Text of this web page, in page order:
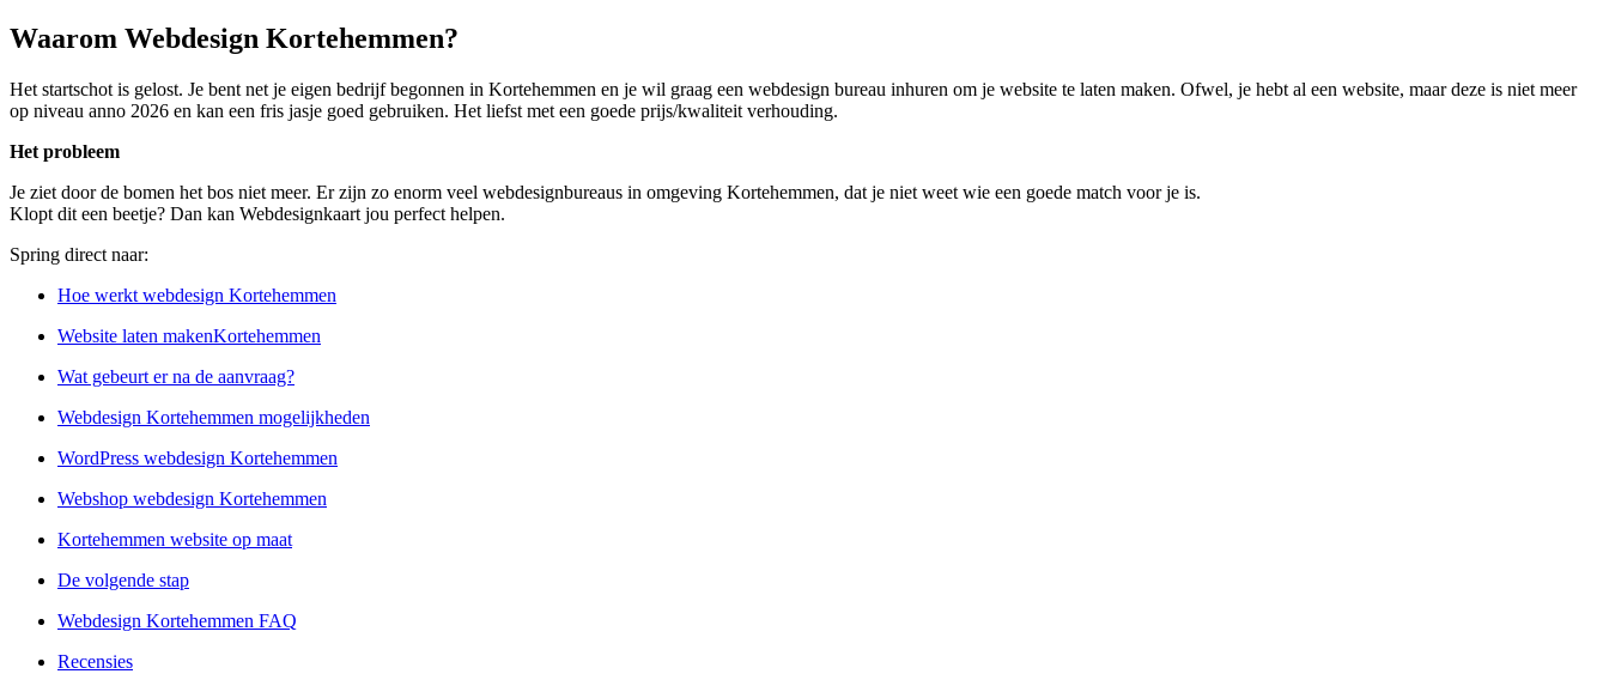
Waarom Webdesign Kortehemmen?
Het startschot is gelost. Je bent net je eigen bedrijf begonnen in Kortehemmen en je wil graag een webdesign bureau inhuren om je website te laten maken. Ofwel, je hebt al een website, maar deze is niet meer
op niveau anno 2026 en kan een fris jasje goed gebruiken. Het liefst met een goede prijs/kwaliteit verhouding.
Het probleem
Je ziet door de bomen het bos niet meer. Er zijn zo enorm veel webdesignbureaus in omgeving Kortehemmen, dat je niet weet wie een goede match voor je is.
Klopt dit een beetje? Dan kan Webdesignkaart jou perfect helpen.
Spring direct naar:
Hoe werkt webdesign Kortehemmen
Website laten makenKortehemmen
Wat gebeurt er na de aanvraag?
Webdesign Kortehemmen mogelijkheden
WordPress webdesign Kortehemmen
Webshop webdesign Kortehemmen
Kortehemmen website op maat
De volgende stap
Webdesign Kortehemmen FAQ
Recensies